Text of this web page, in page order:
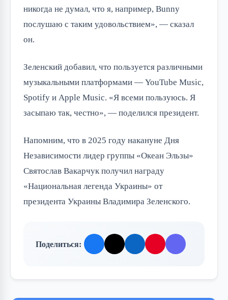
никогда не думал, что я, например, Bunny
послушаю с таким удовольствием», — сказал
он.
Зеленский добавил, что пользуется различными
музыкальными платформами — YouTube Music,
Spotify и Apple Music. «Я всеми пользуюсь. Я
засыпаю так, честно», — поделился президент.
Напомним, что в 2025 году накануне Дня
Независимости лидер группы «Океан Эльзы»
Святослав Вакарчук получил награду
«Национальная легенда Украины» от
президента Украины Владимира Зеленского.
Поделиться: